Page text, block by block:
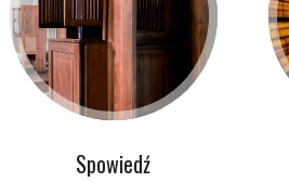
Spowiedź